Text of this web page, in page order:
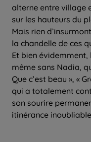
alterne entre village
sur les hauteurs du
Mais rien
la chandelle de ces
Et bien évidemment,
même sans Nadia,
Que c’est beau », «
qui a totalement
son sourire
itinérance